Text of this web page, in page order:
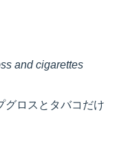
and cigarettes
グロスとタバコだけ